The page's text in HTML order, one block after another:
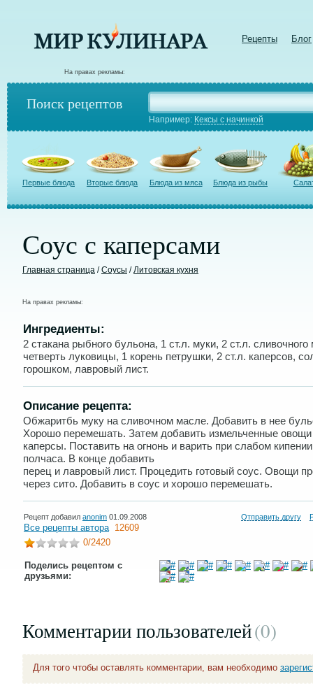
Рецепты Блог
На правах рекламы:
Поиск рецептов
Например: Кексы с начинкой
Первые блюда Вторые блюда Блюда из мяса Блюда из рыбы
Соус с каперсами
Главная страница /Соусы /Литовская кухня
На правах рекламы:
Ингредиенты:
2 стакана рыбного бульона, 1 ст.л. муки, 2 ст.л.
четверть луковицы, 1 корень петрушки, 2 ст.л. каперсов,
горошком, лавровый лист.
Описание рецепта:
Обжаритбь муку на сливочном масле. Добавить в нее
Хорошо перемешать. Затем добавить измельченные
каперсы. Поставить на огнонь и варить при слабом кипении
полчаса. В конце добавить
перец и лавровый лист. Процедить готовый соус. Овощи
через сито. Добавить в соус и хорошо перемешать.
Рецепт добавил anonim 01.09.2008 Отправить другу
Все рецепты автора 12609
0/2420
Поделись рецептом с
друзьями:
Комментарии пользователей(0)
Для того чтобы оставлять комментарии, вам необходимо